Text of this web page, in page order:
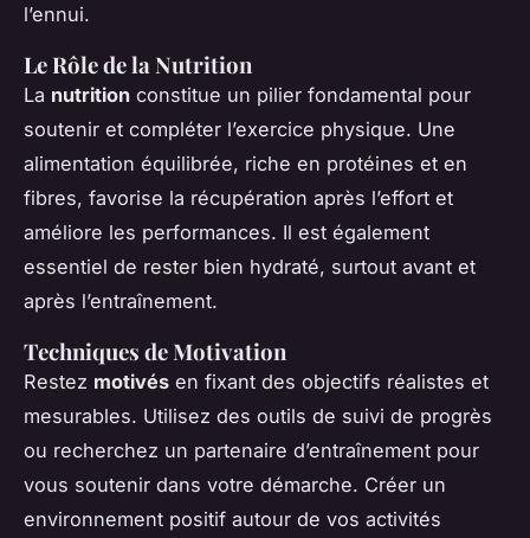
l’ennui.
Le Rôle de la Nutrition
La nutrition constitue un pilier fondamental pour
soutenir et compléter l’exercice physique. Une
alimentation équilibrée, riche en protéines et en
fibres, favorise la récupération après l’effort et
améliore les performances. Il est également
essentiel de rester bien hydraté, surtout avant et
après l’entraînement.
Techniques de Motivation
Restez motivés en fixant des objectifs réalistes et
mesurables. Utilisez des outils de suivi de progrès
ou recherchez un partenaire d’entraînement pour
vous soutenir dans votre démarche. Créer un
environnement positif autour de vos activités